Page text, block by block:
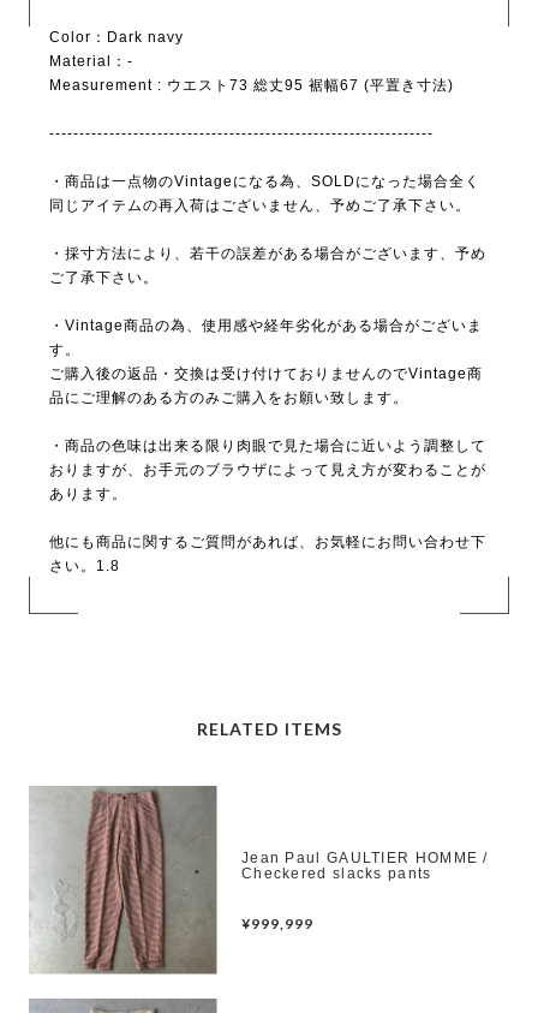
Color：Dark navy
Material：-
Measurement : ウエスト73 総丈95 裾幅67 (平置き寸法)
----------------------------------------------------------------
・商品は一点物のVintageになる為、SOLDになった場合全く
同じアイテムの再入荷はございません、予めご了承下さい。
・採寸方法により、若干の誤差がある場合がございます、予め
ご了承下さい。
・Vintage商品の為、使用感や経年劣化がある場合がございま
す。
ご購入後の返品・交換は受け付けておりませんのでVintage商
品にご理解のある方のみご購入をお願い致します。
・商品の色味は出来る限り肉眼で見た場合に近いよう調整して
おりますが、お手元のブラウザによって見え方が変わることが
あります。
他にも商品に関するご質問があれば、お気軽にお問い合わせ下
さい。1.8
RELATED ITEMS
Jean Paul GAULTIER HOMME /
Checkered slacks pants
¥999,999